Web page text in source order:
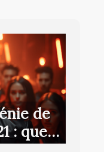
de
: que